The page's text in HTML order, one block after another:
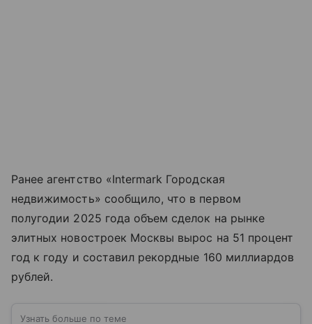
Ранее агентство «Intermark Городская
недвижимость» сообщило, что в первом
полугодии 2025 года объем сделок на рынке
элитных новостроек Москвы вырос на 51 процент
год к году и составил рекордные 160 миллиардов
рублей.
Узнать больше по теме